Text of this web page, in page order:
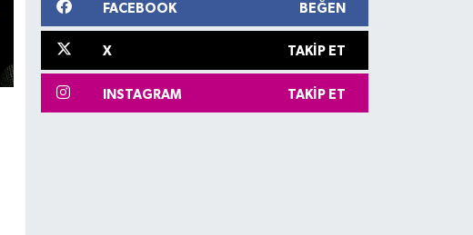
FACEBOOK BEĞEN
X TAKIP ET
INSTAGRAM TAKIP ET